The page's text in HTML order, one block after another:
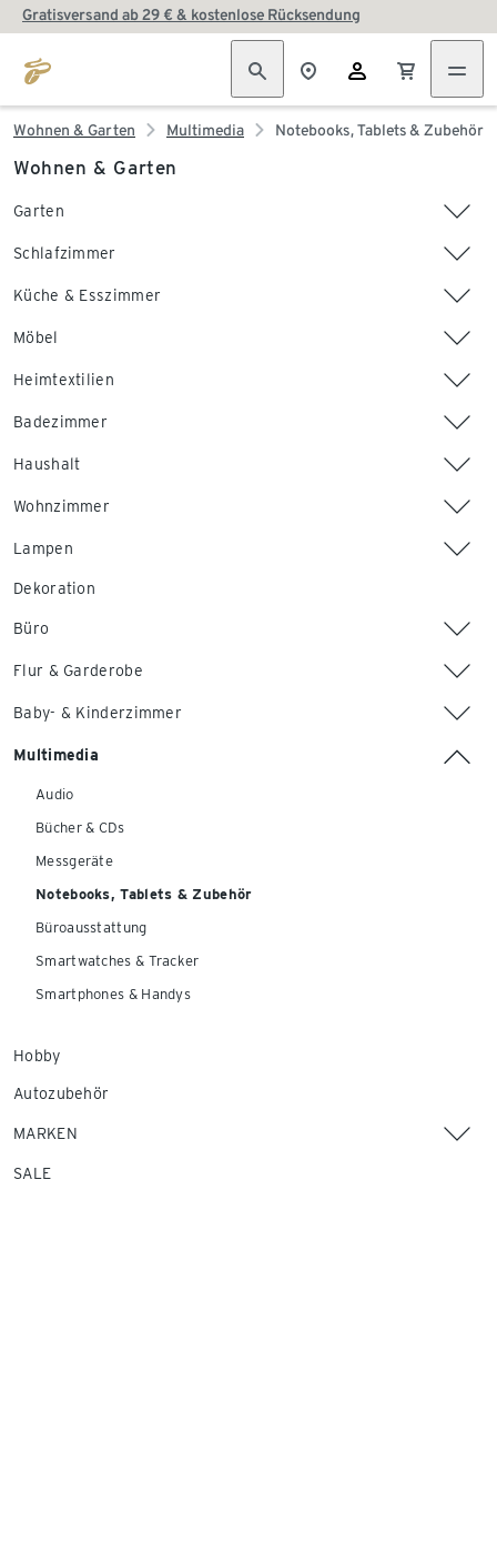
Gratisversand ab 29 € & kostenlose Rücksendung
Wohnen & Garten Multimedia Notebooks, Tablets & Zubehör
Wohnen & Garten
Garten
Schlafzimmer
Küche & Esszimmer
Möbel
Heimtextilien
Badezimmer
Haushalt
Wohnzimmer
Lampen
Dekoration
Büro
Flur & Garderobe
Baby- & Kinderzimmer
Multimedia
Audio
Bücher & CDs
Messgeräte
Notebooks, Tablets & Zubehör
Büroausstattung
Smartwatches & Tracker
Smartphones & Handys
Hobby
Autozubehör
MARKEN
SALE